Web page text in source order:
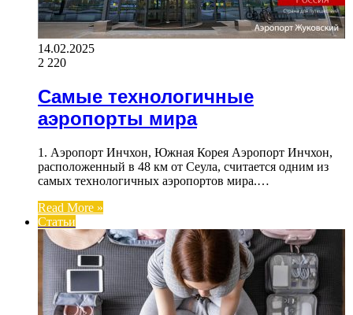
14.02.2025
2 220
Самые технологичные
аэропорты мира
1. Аэропорт Инчхон, Южная Корея Аэропорт Инчхон,
расположенный в 48 км от Сеула, считается одним из
самых технологичных аэропортов мира.…
Read More »
Статьи